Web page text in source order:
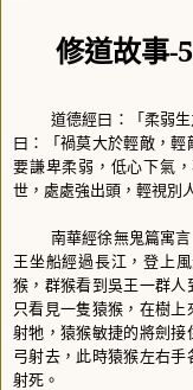
修道故事-
道德經曰：「柔弱
曰：「禍莫大於輕敵，輕
要謙卑柔弱，低心下氣
世，處處強出頭，輕視別
南華經徐無鬼篇寓
王坐船經過長江，登上
猴，群猴看到吳王一群人
只看見一隻猿猴，在樹
射牠，猿猴敏捷的將劍
弓射去，此時猿猴左右
射死。